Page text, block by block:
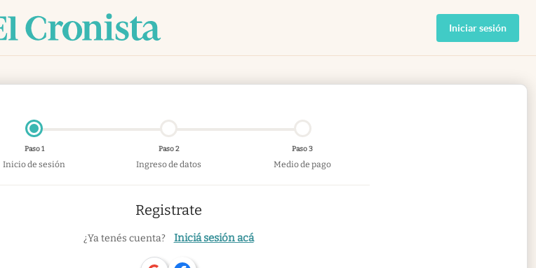
Iniciar sesión
Paso 1
Inicio de sesión
Paso 2
Ingreso de datos
Paso 3
Medio de pago
Registrate
¿Ya tenés cuenta? Iniciá sesión acá